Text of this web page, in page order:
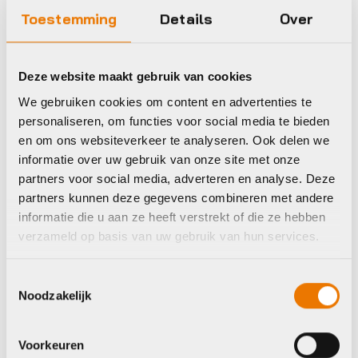
Toestemming Details Over
Deze website maakt gebruik van cookies
We gebruiken cookies om content en advertenties te
personaliseren, om functies voor social media te bieden
en om ons websiteverkeer te analyseren. Ook delen we
informatie over uw gebruik van onze site met onze
partners voor social media, adverteren en analyse. Deze
partners kunnen deze gegevens combineren met andere
informatie die u aan ze heeft verstrekt of die ze hebben
verzameld op basis van uw gebruik van hun services.
Noodzakelijk
Voorkeuren
Trek Checkpoint
ALR 5 Gen 2 2025
€2.499,00
Oorspronkelijke
was:
€2.499,00.
€2.299,00
Huidige
is:
€2.299,00.
Op voorraad in winkel
€1.999,00
Trek Trek